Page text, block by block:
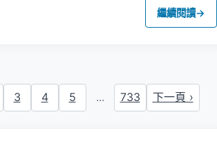
繼續閱讀→
3 4 5 ... 733 下一頁 ›